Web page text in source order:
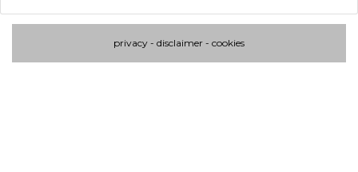
privacy - disclaimer - cookies